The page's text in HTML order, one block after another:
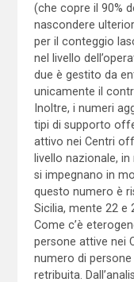
(che copre il 90%
nascondere
per il conteggio
nel livello
due è gestito da
unicamente il
Inoltre, i numeri
tipi di supporto
attivo nei Centri
livello nazionale,
si impegnano in
questo numero è
Sicilia, mente 22 e
Come c’è
persone attive nei
numero di
retribuita.